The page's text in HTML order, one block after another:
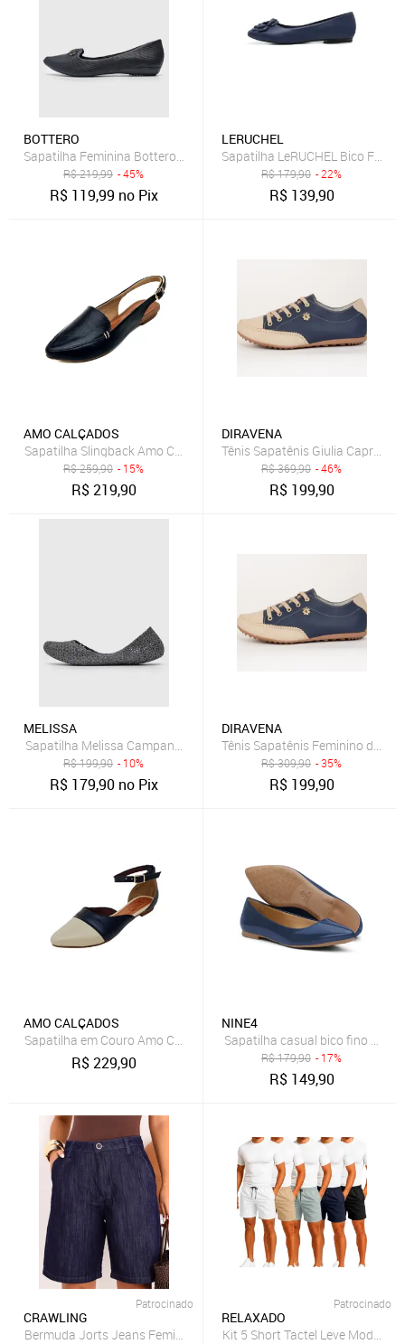
BOTTERO
Sapatilha Feminina Bottero Detalhe Metálico Azul-Marinho
R$219,99 - 45%
R$ 119,99 no Pix
LERUCHEL
Sapatilha LeRUCHEL Bico Fino
R$179,90 - 22%
R$ 139,90
AMO CALÇADOS
Sapatilha Slingback Amo Calçados em Couro Azul Marinho
R$259,90 - 15%
R$219,90
DIRAVENA
Tênis Sapatênis Giulia Capri em
R$369,90 - 46%
R$ 199,90
MELISSA
Sapatilha Melissa Campana Papel Azul-Marinho
R$199,90 - 10%
R$ 179,90no Pix
DIRAVENA
R$309,90 - 35%
R$ 199,90
AMO CALÇADOS
Sapatilha em Couro Amo Calçados Anne Azul Marinho e Off White
R$229,90
NINE4
Sapatilha casual bico fino
R$179,90 - 17%
R$ 149,90
Patrocinado
CRAWLING
Bermuda Jorts Jeans Feminina Cintura Alta Lavagem Escura
Patrocinado
RELAXADO
Kit 5 Short Tactel Leve Moda